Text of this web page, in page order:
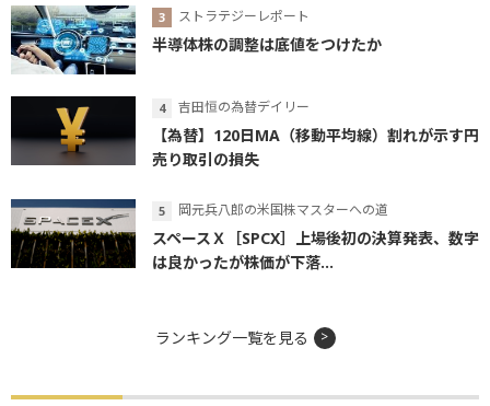
ストラテジーレポート
半導体株の調整は底値をつけたか
吉田恒の為替デイリー
【為替】120日MA（移動平均線）割れが示す円
売り取引の損失
岡元兵八郎の米国株マスターへの道
スペースＸ［SPCX］上場後初の決算発表、数字
は良かったが株価が下落...
ランキング一覧を見る